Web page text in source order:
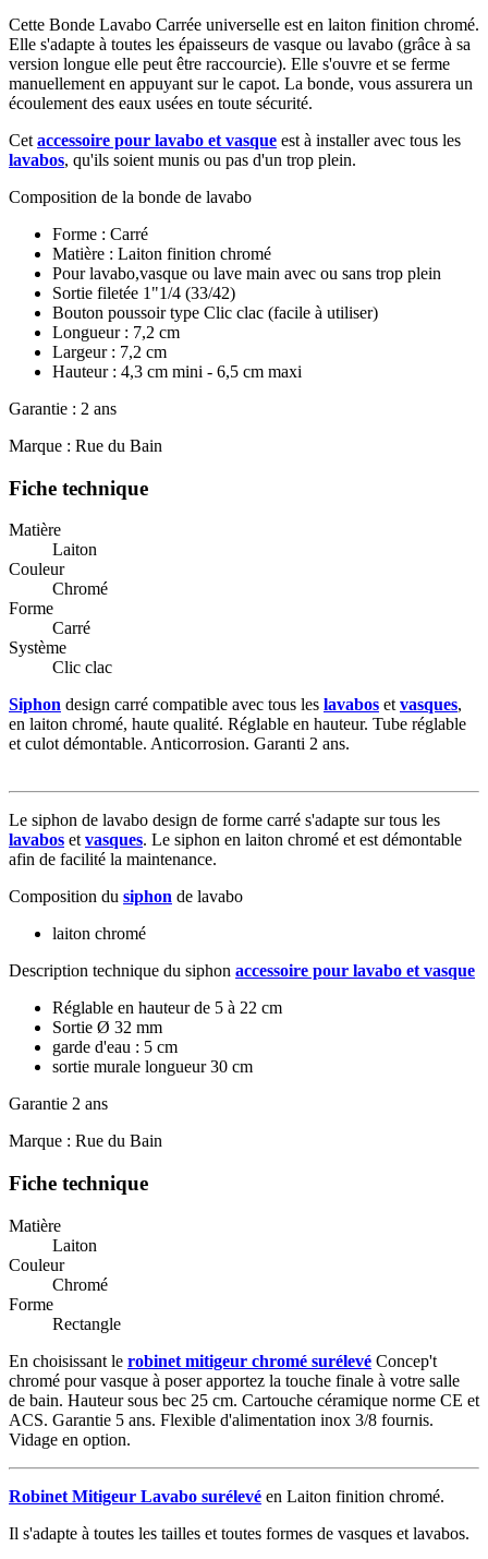
Cette Bonde Lavabo Carrée universelle est en laiton finition chromé.
Elle s'adapte à toutes les épaisseurs de vasque ou lavabo (grâce à sa
version longue elle peut être raccourcie). Elle s'ouvre et se ferme
manuellement en appuyant sur le capot. La bonde, vous assurera un
écoulement des eaux usées en toute sécurité.
Cet accessoire pour lavabo et vasque est à installer avec tous les
lavabos, qu'ils soient munis ou pas d'un trop plein.
Composition de la bonde de lavabo
Forme : Carré
Matière : Laiton finition chromé
Pour lavabo,vasque ou lave main avec ou sans trop plein
Sortie filetée 1"1/4 (33/42)
Bouton poussoir type Clic clac (facile à utiliser)
Longueur : 7,2 cm
Largeur : 7,2 cm
Hauteur : 4,3 cm mini - 6,5 cm maxi
Garantie : 2 ans
Marque : Rue du Bain
Fiche technique
Matière
Laiton
Couleur
Chromé
Forme
Carré
Système
Clic clac
Siphon design carré compatible avec tous les lavabos etvasques,
en laiton chromé, haute qualité. Réglable en hauteur. Tube réglable
et culot démontable. Anticorrosion. Garanti 2 ans.
Le siphon de lavabo design de forme carré s'adapte sur tous les
lavabos etvasques. Le siphon en laiton chromé et est démontable
afin de facilité la maintenance.
Composition du siphon de lavabo
laiton chromé
Description technique du siphon accessoire pour lavabo et vasque
Réglable en hauteur de 5 à 22 cm
Sortie Ø 32 mm
garde d'eau : 5 cm
sortie murale longueur 30 cm
Garantie 2 ans
Marque : Rue du Bain
Fiche technique
Matière
Laiton
Couleur
Chromé
Forme
Rectangle
En choisissant le robinet mitigeur chromé surélevé Concep't
chromé pour vasque à poser apportez la touche finale à votre salle
de bain. Hauteur sous bec 25 cm. Cartouche céramique norme CE et
ACS. Garantie 5 ans. Flexible d'alimentation inox 3/8 fournis.
Vidage en option.
Robinet Mitigeur Lavabo surélevé en Laiton finition chromé.
Il s'adapte à toutes les tailles et toutes formes de vasques et lavabos.